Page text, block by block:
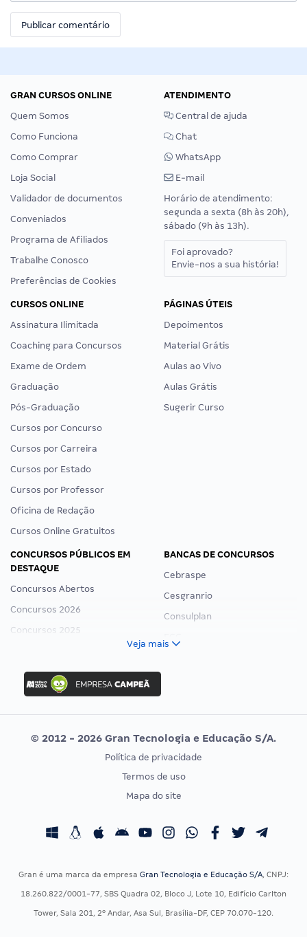
GRAN CURSOS ONLINE
Quem Somos
Como Funciona
Como Comprar
Loja Social
Validador de documentos
Conveniados
Programa de Afiliados
Trabalhe Conosco
Preferências de Cookies
ATENDIMENTO
Central de ajuda
Chat
WhatsApp
E-mail
Horário de atendimento:
segunda a sexta (8h às 20h),
sábado (9h às 13h).
Foi aprovado?
Envie-nos a sua história!
CURSOS ONLINE
Assinatura Ilimitada
Coaching para Concursos
Exame de Ordem
Graduação
Pós-Graduação
Cursos por Concurso
Cursos por Carreira
Cursos por Estado
Cursos por Professor
Oficina de Redação
Cursos Online Gratuitos
PÁGINAS ÚTEIS
Depoimentos
Material Grátis
Aulas ao Vivo
Aulas Grátis
Sugerir Curso
CONCURSOS PÚBLICOS EM
DESTAQUE
Concursos Abertos
Concursos 2026
Concursos 2025
Concurso Ibama
Concurso MPU
Editais publicados
BANCAS DE CONCURSOS
Cebraspe
Cesgranrio
Consulplan
Vunesp
CONCURSOS POR PROFISSÃO
Concursos Fiscais
EXAME DE ORDEM
Calendário OAB
Veja mais
© 2012 - 2026 Gran Tecnologia e Educação S/A.
Política de privacidade
Termos de uso
Mapa do site
Gran é uma marca da empresa Gran Tecnologia e Educação S/A, CNPJ:
18.260.822/0001-77, SBS Quadra 02, Bloco J, Lote 10, Edifício Carlton
Tower, Sala 201, 2º Andar, Asa Sul, Brasília-DF, CEP 70.070-120.